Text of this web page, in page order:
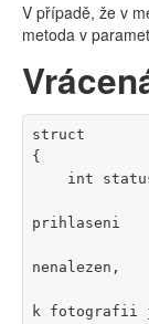
V případě, že v
metoda v
struct
{
prihlaseni
nenalezen,
k fotografii